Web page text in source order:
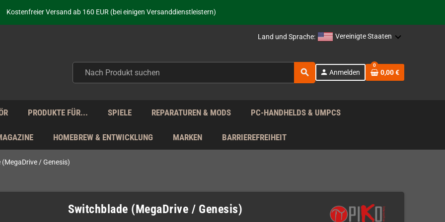
Seit über 20 Jahren Deine Anlaufstelle für neue Retro-Hardware!
Täglicher Versand Mo - Fr aus Deutschland - zollfrei innerhalb der EU!
Täglicher Versand Mo - Fr aus Deutschland - zollfrei innerhalb der EU!
Land und Sprache: Vereinigte Staaten
search person Anmelden
0
0,00 €
PRODUKTE FÜR... SPIELE REPARATUREN & MODS PC-HANDHELDS & UMPCS
HOMEBREW & ENTWICKLUNG MARKEN BARRIEREFREIHEIT
/ Genesis)
Switchblade (MegaDrive / Genesis)